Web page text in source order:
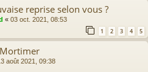
reprise selon vous ?
« 03 oct. 2021, 08:53
1 2 3 4 5
août 2021, 09:38